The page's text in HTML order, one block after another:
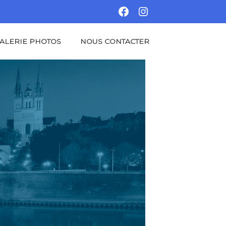
FACEBOOKINSTAGRAM
PHOTOS NOUS CONTACTER